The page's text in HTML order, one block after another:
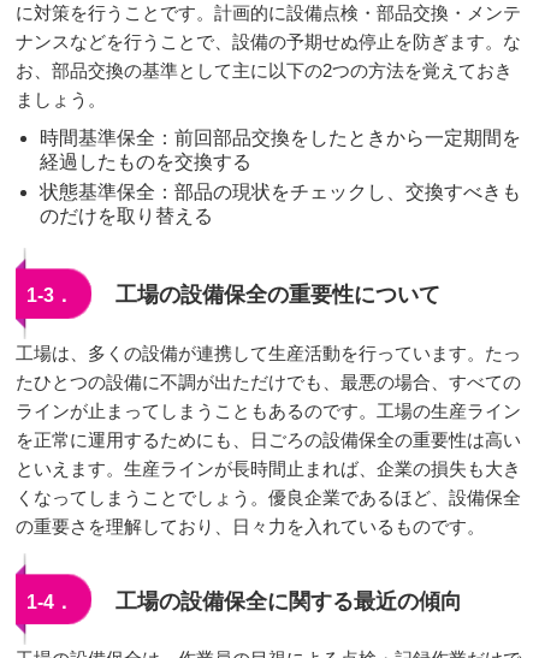
に対策を行うことです。計画的に設備点検・部品交換・メンテ
ナンスなどを行うことで、設備の予期せぬ停止を防ぎます。な
お、部品交換の基準として主に以下の2つの方法を覚えておき
ましょう。
時間基準保全：前回部品交換をしたときから一定期間を
経過したものを交換する
状態基準保全：部品の現状をチェックし、交換すべきも
のだけを取り替える
1-3． 工場の設備保全の重要性について
工場は、多くの設備が連携して生産活動を行っています。たっ
たひとつの設備に不調が出ただけでも、最悪の場合、すべての
ラインが止まってしまうこともあるのです。工場の生産ライン
を正常に運用するためにも、日ごろの設備保全の重要性は高い
といえます。生産ラインが長時間止まれば、企業の損失も大き
くなってしまうことでしょう。優良企業であるほど、設備保全
の重要さを理解しており、日々力を入れているものです。
1-4． 工場の設備保全に関する最近の傾向